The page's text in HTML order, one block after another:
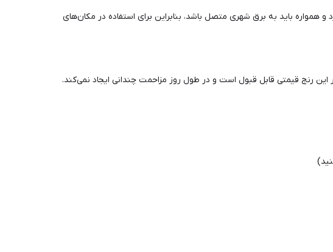
و همواره باید به برق شهری متصل باشد، بنابراین برای استفاده در مکان‌های